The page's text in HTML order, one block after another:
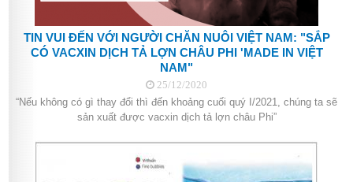
TIN VUI ĐẾN VỚI NGƯỜI CHĂN NUÔI VIỆT NAM: "SẮP
CÓ VACXIN DỊCH TẢ LỢN CHÂU PHI 'MADE IN VIỆT
NAM"
25/12/2020
“Nếu không có gì thay đổi thì đến khoảng cuối quý I/2021, chúng ta sẽ
sản xuất được vacxin dịch tả lợn châu Phi”